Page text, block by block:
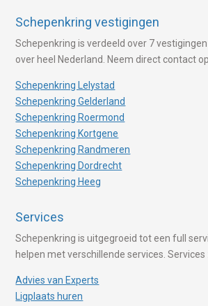
Schepenkring vestigingen
Schepenkring is verdeeld over 7
over heel Nederland. Neem direct contact
Schepenkring Lelystad
Schepenkring Gelderland
Schepenkring Roermond
Schepenkring Kortgene
Schepenkring Randmeren
Schepenkring Dordrecht
Schepenkring Heeg
Services
Schepenkring is uitgegroeid tot een full
helpen met verschillende services. Services
Advies van Experts
Ligplaats huren